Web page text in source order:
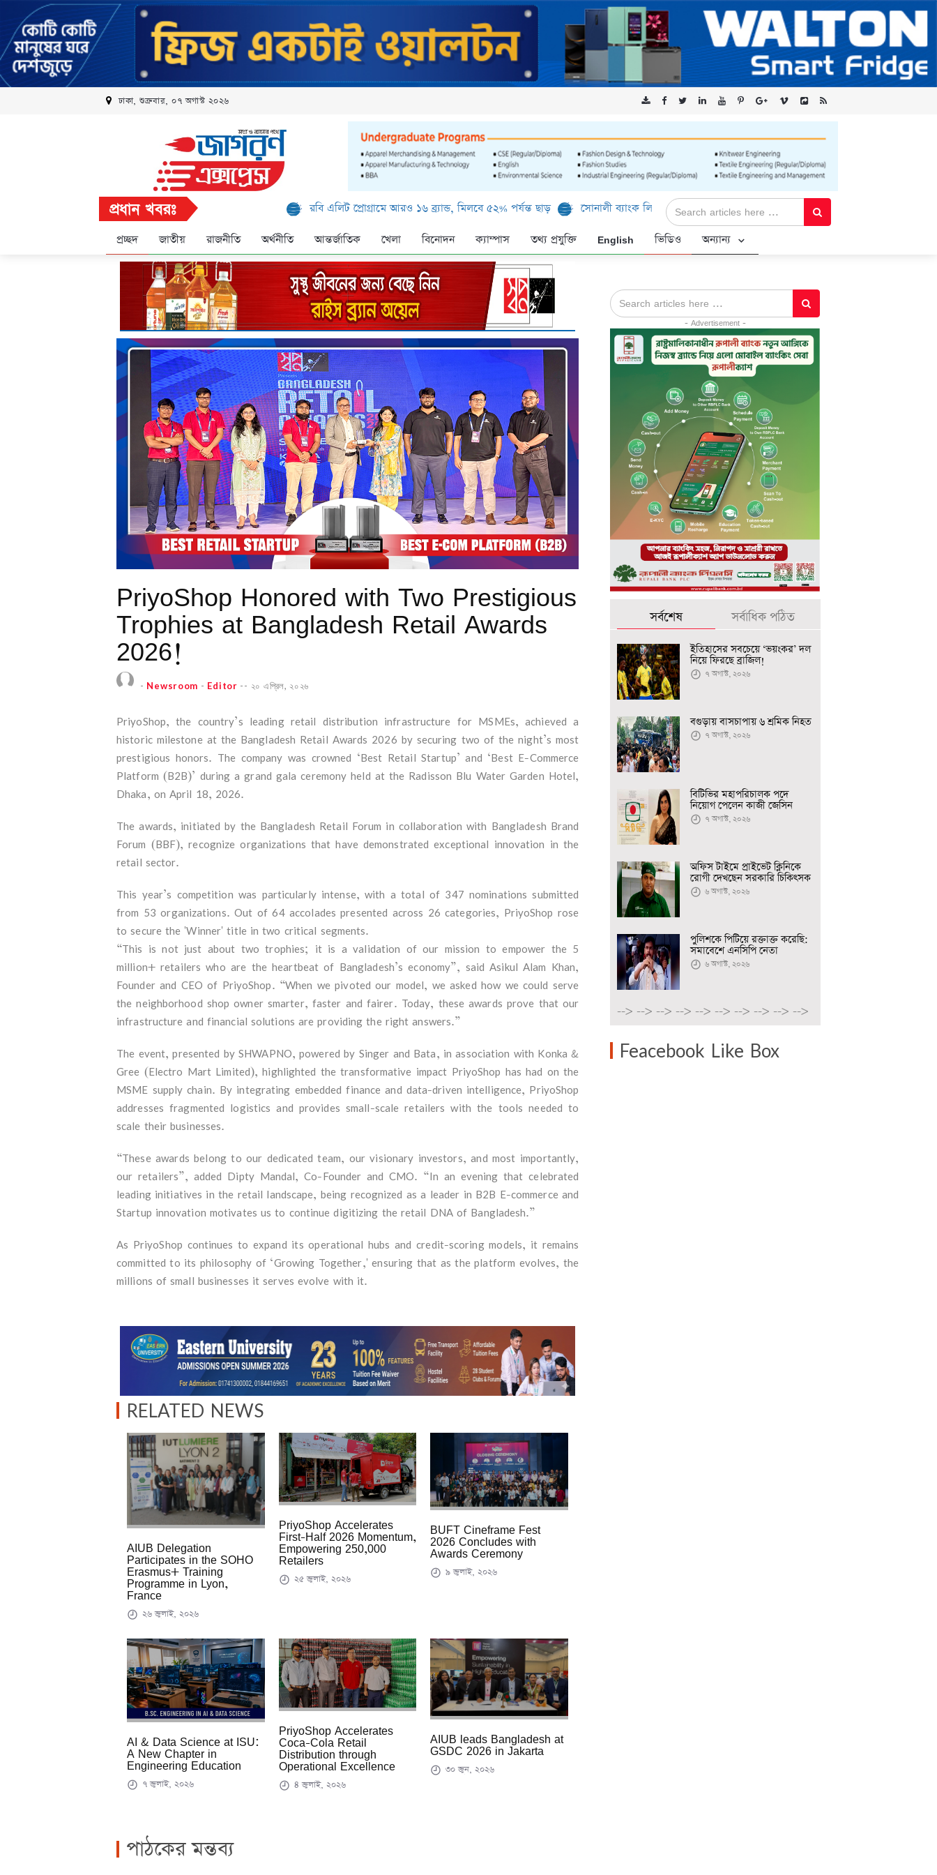
ঢাকা, শুক্রবার, ০৭ অগাস্ট ২০২৬
প্রধান খবরঃ রবি এলিট প্রোগ্রামে আরও ১৬ ব্র্যান্ড, মিলবে ৫২% পর্যন্ত ছাড় সোনালী ব্যাংক লিমিটেড-এর ‘কৃষক কার্ড’ কর্মসূচির জন্য সুরক্ষিত সংযোগ প্রদান করছে এক্সেনটেক
প্রচ্ছদ জাতীয় রাজনীতি অর্থনীতি আন্তর্জাতিক খেলা বিনোদন ক্যাম্পাস তথ্য প্রযুক্তি English ভিডিও অন্যান্য
PriyoShop Honored with Two Prestigious
Trophies at Bangladesh Retail Awards
2026!
- Newsroom - Editor -- ২০ এপ্রিল, ২০২৬
PriyoShop, the country’s leading retail distribution infrastructure for MSMEs, achieved a
historic milestone at the Bangladesh Retail Awards 2026 by securing two of the night’s most
prestigious honors. The company was crowned ‘Best Retail Startup’ and ‘Best E-Commerce
Platform (B2B)’ during a grand gala ceremony held at the Radisson Blu Water Garden Hotel,
Dhaka, on April 18, 2026.
The awards, initiated by the Bangladesh Retail Forum in collaboration with Bangladesh Brand
Forum (BBF), recognize organizations that have demonstrated exceptional innovation in the
retail sector.
This year’s competition was particularly intense, with a total of 347 nominations submitted
from 53 organizations. Out of 64 accolades presented across 26 categories, PriyoShop rose
to secure the 'Winner' title in two critical segments.
“This is not just about two trophies; it is a validation of our mission to empower the 5
million+ retailers who are the heartbeat of Bangladesh’s economy”, said Asikul Alam Khan,
Founder and CEO of PriyoShop. “When we pivoted our model, we asked how we could serve
the neighborhood shop owner smarter, faster and fairer. Today, these awards prove that our
infrastructure and financial solutions are providing the right answers.”
The event, presented by SHWAPNO, powered by Singer and Bata, in association with Konka &
Gree (Electro Mart Limited), highlighted the transformative impact PriyoShop has had on the
MSME supply chain. By integrating embedded finance and data-driven intelligence, PriyoShop
addresses fragmented logistics and provides small-scale retailers with the tools needed to
scale their businesses.
“These awards belong to our dedicated team, our visionary investors, and most importantly,
our retailers”, added Dipty Mandal, Co-Founder and CMO. “In an evening that celebrated
leading initiatives in the retail landscape, being recognized as a leader in B2B E-commerce and
Startup innovation motivates us to continue digitizing the retail DNA of Bangladesh.”
As PriyoShop continues to expand its operational hubs and credit-scoring models, it remains
committed to its philosophy of ‘Growing Together,' ensuring that as the platform evolves, the
millions of small businesses it serves evolve with it.
RELATED NEWS
AIUB Delegation
Participates in the SOHO
Erasmus+ Training
Programme in Lyon,
France
২৬ জুলাই, ২০২৬
PriyoShop Accelerates
First-Half 2026 Momentum,
Empowering 250,000
Retailers
২৫ জুলাই, ২০২৬
BUFT Cineframe Fest
2026 Concludes with
Awards Ceremony
৯ জুলাই, ২০২৬
AI & Data Science at ISU:
A New Chapter in
Engineering Education
৭ জুলাই, ২০২৬
PriyoShop Accelerates
Coca-Cola Retail
Distribution through
Operational Excellence
৪ জুলাই, ২০২৬
AIUB leads Bangladesh at
GSDC 2026 in Jakarta
৩০ জুন, ২০২৬
পাঠকের মন্তব্য
- Advertisement -
সর্বশেষ সর্বাধিক পঠিত
ইতিহাসের সবচেয়ে ‘ভয়ংকর’ দল
নিয়ে ফিরছে ব্রাজিল!
৭ অগাস্ট, ২০২৬
বগুড়ায় বাসচাপায় ৬ শ্রমিক নিহত
৭ অগাস্ট, ২০২৬
বিটিভির মহাপরিচালক পদে
নিয়োগ পেলেন কাজী জেসিন
৭ অগাস্ট, ২০২৬
অফিস টাইমে প্রাইভেট ক্লিনিকে
রোগী দেখছেন সরকারি চিকিৎসক
৬ অগাস্ট, ২০২৬
পুলিশকে পিটিয়ে রক্তাক্ত করেছি:
সমাবেশে এনসিপি নেতা
৬ অগাস্ট, ২০২৬
--> --> --> --> --> --> --> --> --> -->
Feacebook Like Box